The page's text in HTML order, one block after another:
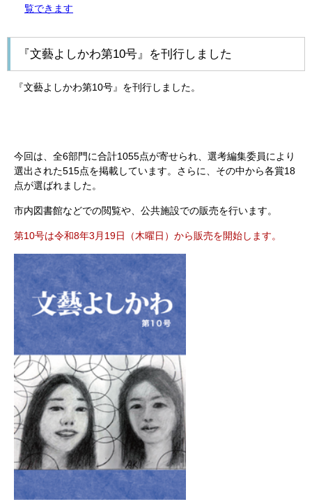
覧できます
『文藝よしかわ第10号』を刊行しました
『文藝よしかわ第10号』を刊行しました。
今回は、全6部門に合計1055点が寄せられ、選考編集委員により
選出された515点を掲載しています。さらに、その中から各賞18
点が選ばれました。
市内図書館などでの閲覧や、公共施設での販売を行います。
第10号は令和8年3月19日（木曜日）から販売を開始します。